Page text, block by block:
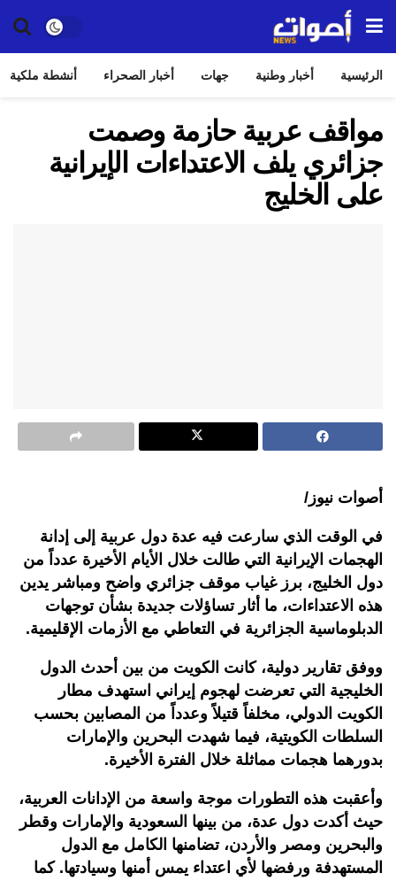
الرئيسية أخبار وطنية جهات أخبار الصحراء أنشطة ملكية
مواقف عربية حازمة وصمت
جزائري يلف الاعتداءات الإيرانية
على الخليج
أصوات نيوز/
في الوقت الذي سارعت فيه عدة دول عربية إلى إدانة
الهجمات الإيرانية التي طالت خلال الأيام الأخيرة عدداً من
دول الخليج، برز غياب موقف جزائري واضح ومباشر يدين
هذه الاعتداءات، ما أثار تساؤلات جديدة بشأن توجهات
الدبلوماسية الجزائرية في التعاطي مع الأزمات الإقليمية.
ووفق تقارير دولية، كانت الكويت من بين أحدث الدول
الخليجية التي تعرضت لهجوم إيراني استهدف مطار
الكويت الدولي، مخلفاً قتيلاً وعدداً من المصابين بحسب
السلطات الكويتية، فيما شهدت البحرين والإمارات
بدورهما هجمات مماثلة خلال الفترة الأخيرة.
وأعقبت هذه التطورات موجة واسعة من الإدانات العربية،
حيث أكدت دول عدة، من بينها السعودية والإمارات وقطر
والبحرين ومصر والأردن، تضامنها الكامل مع الدول
المستهدفة ورفضها لأي اعتداء يمس أمنها وسيادتها. كما